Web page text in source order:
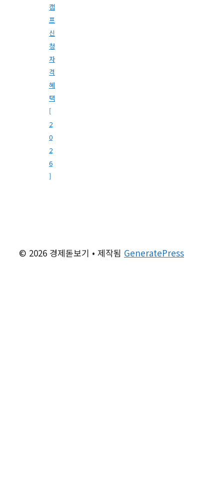
캠
프
신
청
자
격
혜
택
[
2
0
2
6
]
© 2026 경제돋보기 • 제작됨 GeneratePress